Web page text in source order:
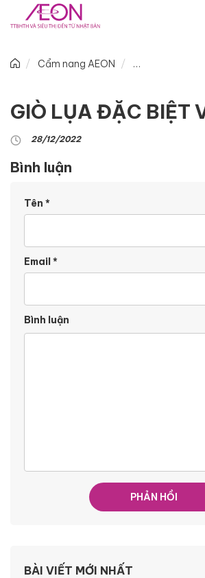
Cẩm nang AEON
GIÒ LỤA ĐẶC BIỆT
28/12/2022
Bình luận
Tên *
Email*
Bình luận
BÀI VIẾT MỚI NHẤT